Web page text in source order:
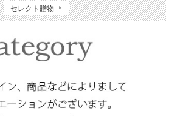
セレクト贈物